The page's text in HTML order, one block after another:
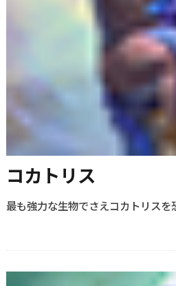
コカトリス
最も強力な生物でさえコカトリスを